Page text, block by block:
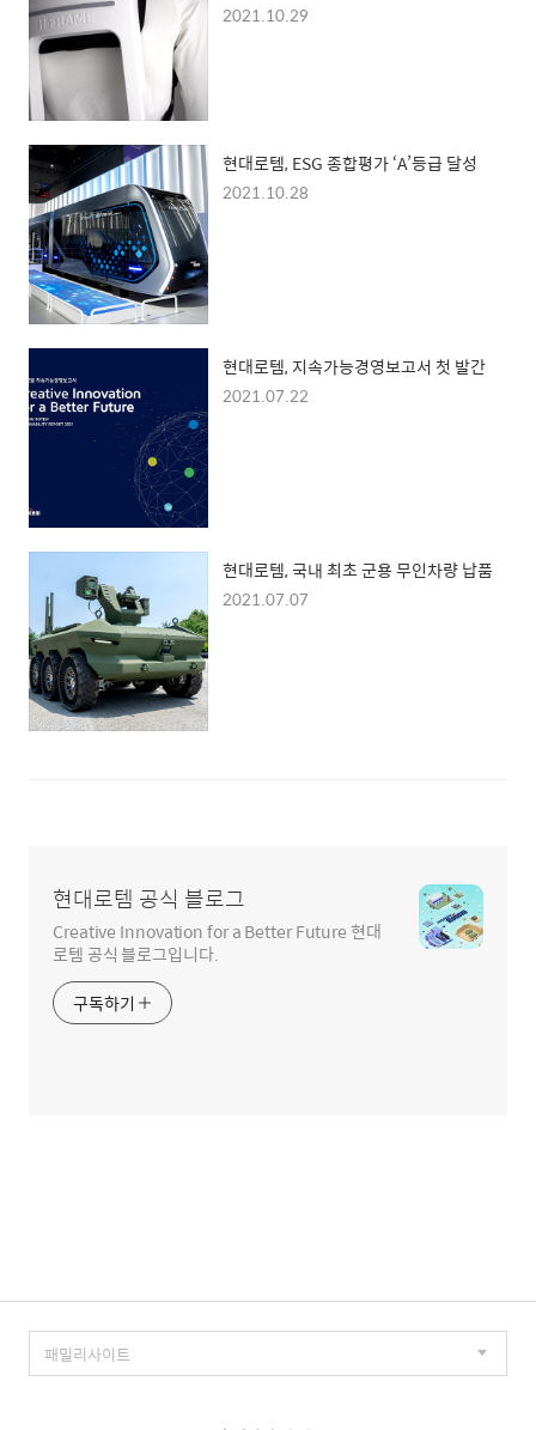
2021.10.29
현대로템, ESG 종합평가 ‘A’등급 달성
2021.10.28
현대로템, 지속가능경영보고서 첫 발간
2021.07.22
현대로템, 국내 최초 군용 무인차량 납품
2021.07.07
현대로템 공식 블로그
Creative Innovation for a Better Future 현대
로템 공식 블로그입니다.
구독하기